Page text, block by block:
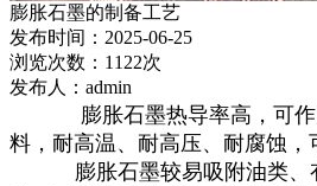
膨胀石墨的制备工艺
发布时间：2025-06-25
浏览次数：1122次
发布人：admin
膨胀石墨热导率高，可作
料，耐高温、耐高压、耐腐蚀，
膨胀石墨较易吸附油类、